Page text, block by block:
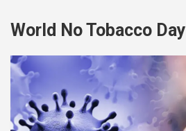
World No Tobacco Day